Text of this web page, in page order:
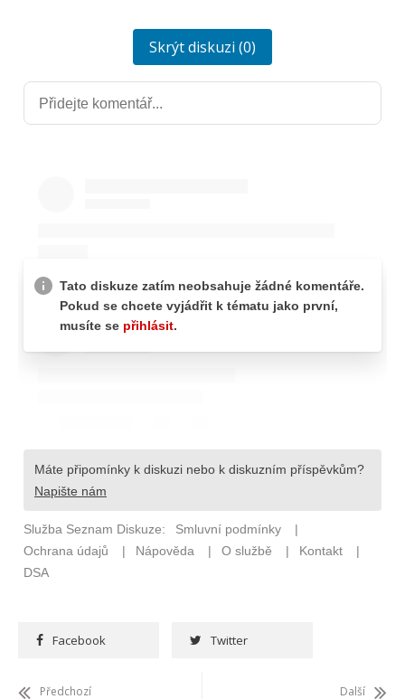
Skrýt diskuzi (0)
Facebook Twitter
Předchozí Další